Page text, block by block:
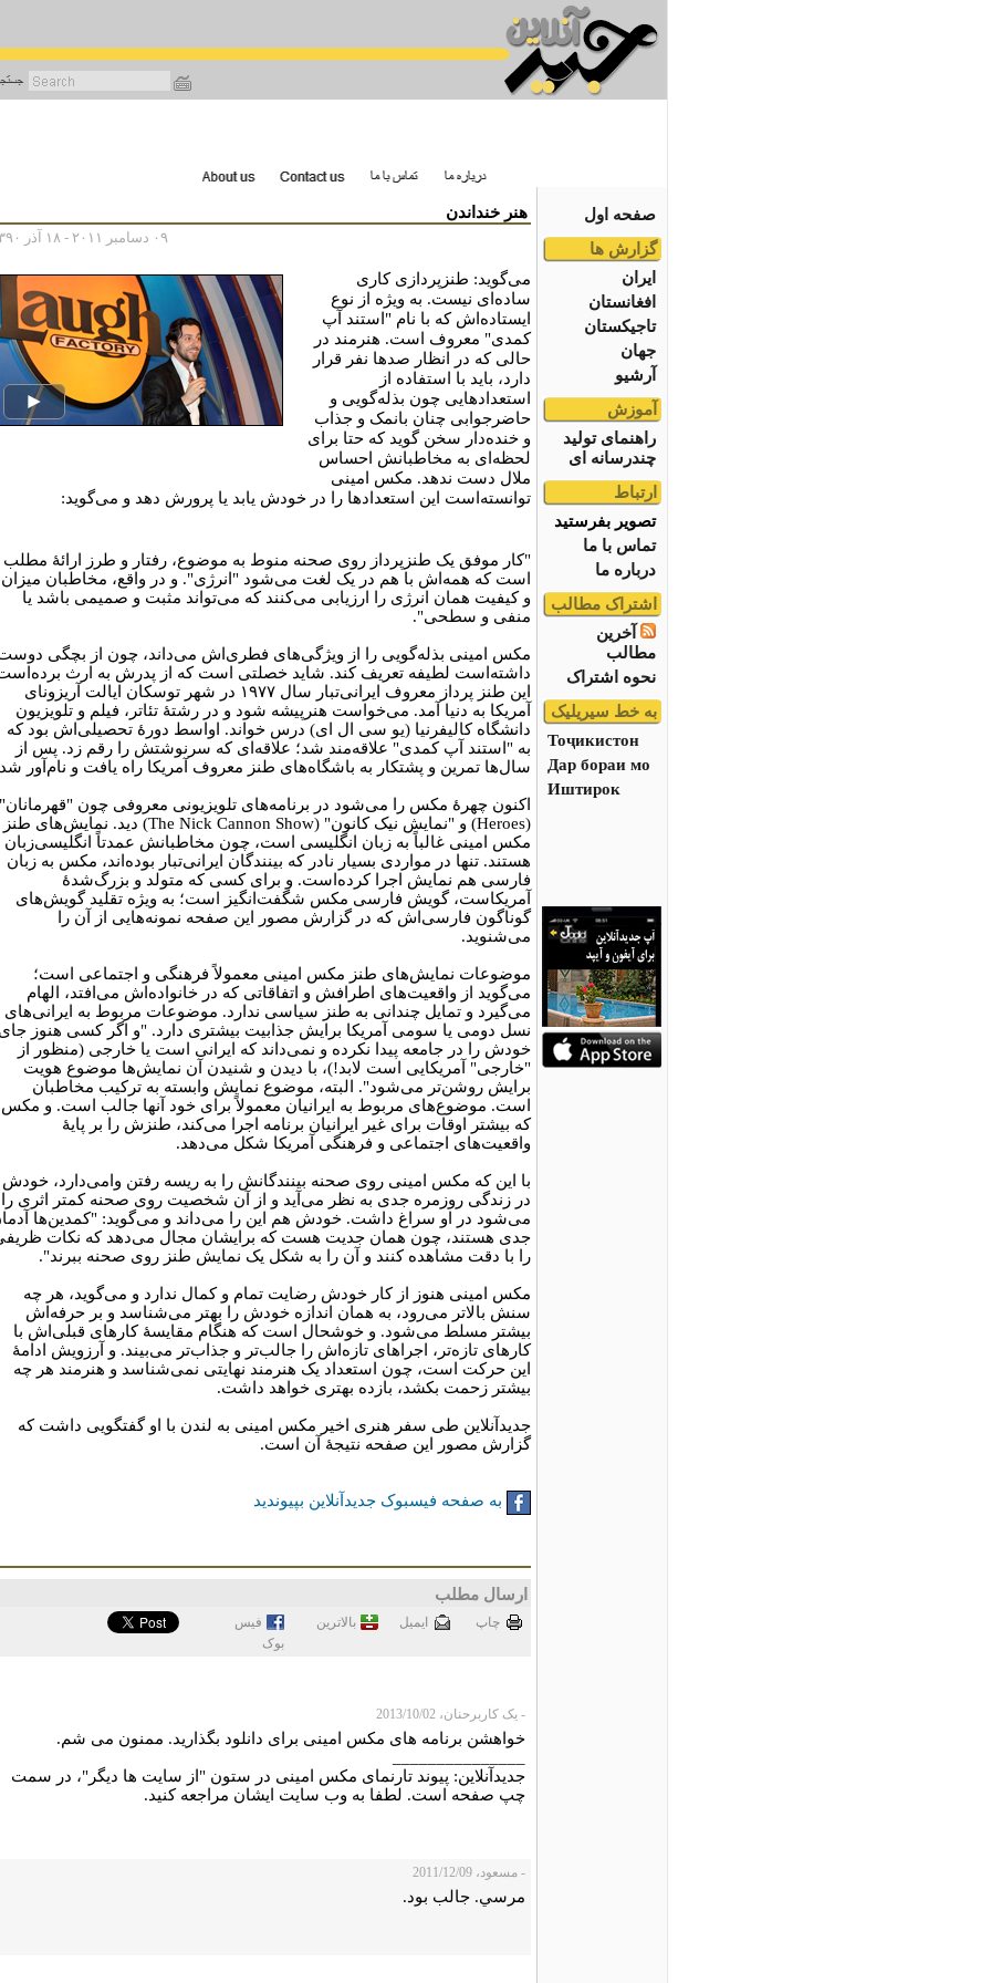
صفحه اول
گزارش ها
ایران
افغانستان
تاجیکستان
جهان
آرشیو
آموزش
راهنمای تولید
چندرسانه ای
ارتباط
تصویر بفرستید
تماس با ما
درباره ما
اشتراک مطالب
آخرین
مطالب
نحوه اشتراک
به خط سیریلیک
Тоҷикистон
Дар бораи мо
Иштирок
هنر خنداندن
۰۹ دسامبر ۲۰۱۱ - ۱۸ آذر ۱۳۹۰
می‌گوید: طنزپردازی کاری
ساده‌ای نیست. به ویژه از نوع
ایستاده‌اش که با نام "استند آپ
کمدی" معروف است. هنرمند در
حالی که در انظار صدها نفر قرار
دارد، باید با استفاده از
استعدادهایی چون بذله‌گویی و
حاضرجوابی چنان بانمک و جذاب
و خنده‌دار سخن گوید که حتا برای
لحظه‌ای به مخاطبانش احساس
ملال دست ندهد. مکس امینی
توانسته‌است این استعدادها را در خودش یابد یا پرورش دهد و می‌گوید:
"کار موفق یک طنزپرداز روی صحنه منوط به موضوع، رفتار و طرز ارائۀ مطلب
است که همه‌اش با هم در یک لغت می‌شود "انرژی". و در واقع، مخاطبان میزان
و کیفیت همان انرژی را ارزیابی می‌کنند که می‌تواند مثبت و صمیمی باشد یا
منفی و سطحی".
مکس امینی بذله‌گویی را از ویژگی‌های فطری‌اش می‌داند، چون از بچگی
داشته‌است لطیفه تعریف کند. شاید خصلتی است که از پدرش به ارث
این طنز پرداز معروف ایرانی‌تبار سال ۱۹۷۷ در شهر توسکان ایالت آریزونای
آمریکا به دنیا آمد. می‌خواست هنرپیشه شود و در رشتۀ تئاتر، فیلم و تلویزیون
دانشگاه کالیفرنیا (یو سی ال ای) درس خواند. اواسط دورۀ تحصیلی‌اش بود که
به "استند آپ کمدی" علاقه‌مند شد؛ علاقه‌ای که سرنوشتش را رقم زد. پس از
سال‌ها تمرین و پشتکار به باشگاه‌های طنز معروف آمریکا راه یافت و نام‌آور
اکنون چهرۀ مکس را می‌شود در برنامه‌های تلویزیونی معروفی چون "قهرمانان"
(Heroes) و "نمایش نیک کانون" (The Nick Cannon Show) دید. نمایش‌های طنز
مکس امینی غالباً به زبان انگلیسی است، چون مخاطبانش عمدتاً انگلیسی‌زبان
هستند. تنها در مواردی بسیار نادر که بینندگان ایرانی‌تبار بوده‌اند، مکس به زبان
فارسی هم نمایش اجرا کرده‌است. و برای کسی که متولد و بزرگ‌شدۀ
آمریکاست، گویش فارسی مکس شگفت‌انگیز است؛ به ویژه تقلید گویش‌های
گوناگون فارسی‌اش که در گزارش مصور این صفحه نمونه‌هایی از آن را
می‌شنوید.
موضوعات نمایش‌های طنز مکس امینی معمولاً فرهنگی و اجتماعی است؛
می‌گوید از واقعیت‌های اطرافش و اتفاقاتی که در خانواده‌اش می‌افتد، الهام
می‌گیرد و تمایل چندانی به طنز سیاسی ندارد. موضوعات مربوط به ایرانی‌های
نسل دومی یا سومی آمریکا برایش جذابیت بیشتری دارد. "و اگر کسی هنوز
خودش را در جامعه پیدا نکرده و نمی‌داند که ایرانی است یا خارجی (منظور از
"خارجی" آمریکایی است لابد!)، با دیدن و شنیدن آن نمایش‌ها موضوع هویت
برایش روشن‌تر می‌شود". البته، موضوع نمایش وابسته به ترکیب مخاطبان
است. موضوع‌های مربوط به ایرانیان معمولاً برای خود آنها جالب است. و مکس
که بیشتر اوقات برای غیر ایرانیان برنامه اجرا می‌کند، طنزش را بر پایۀ
واقعیت‌های اجتماعی و فرهنگی آمریکا شکل می‌دهد.
با این که مکس امینی روی صحنه بینندگانش را به ریسه رفتن وامی‌دارد، خودش
در زندگی روزمره جدی به نظر می‌آید و از آن شخصیت روی صحنه کمتر اثری را
می‌شود در او سراغ داشت. خودش هم این را می‌داند و می‌گوید: "کمدین‌ها
جدی هستند، چون همان جدیت هست که برایشان مجال می‌دهد که نکات
را با دقت مشاهده کنند و آن را به شکل یک نمایش طنز روی صحنه ببرند".
مکس امینی هنوز از کار خودش رضایت تمام و کمال ندارد و می‌گوید، هر چه
سنش بالاتر می‌رود، به همان اندازه خودش را بهتر می‌شناسد و بر حرفه‌اش
بیشتر مسلط می‌شود. و خوشحال است که هنگام مقایسۀ کارهای قبلی‌اش با
کارهای تازه‌تر، اجراهای تازه‌اش را جالب‌تر و جذاب‌تر می‌بیند. و آرزویش ادامۀ
این حرکت است، چون استعداد یک هنرمند نهایتی نمی‌شناسد و هنرمند هر چه
بیشتر زحمت بکشد، بازده بهتری خواهد داشت.
جدیدآنلاین طی سفر هنری اخیر مکس امینی به لندن با او گفتگویی داشت که
گزارش مصور این صفحه نتیجۀ آن است.
به صفحه فیسبوک جدیدآنلاین بپیوندید
ارسال مطلب
چاپ ايميل بالاترین
فيس
بوک
- یک کاربرحنان، 2013/10/02
خواهشن برنامه های مکس امینی برای دانلود بگذارید. ممنون می شم.
جدیدآنلاین: پيوند تارنمای مکس امینی در ستون "از سايت ها ديگر"، در سمت
چپ صفحه است. لطفا به وب سایت ایشان مراجعه کنید.
- مسعود، 2011/12/09
مرسي. جالب بود.